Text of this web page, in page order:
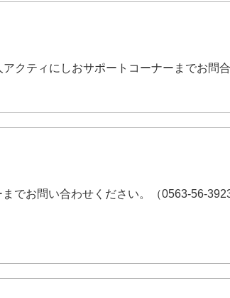
クティにしおサポートコーナーまでお問
でお問い合わせください。（0563-56-